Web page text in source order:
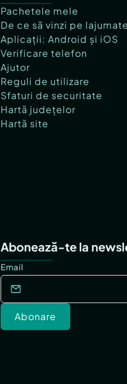
Pachetele mele
De ce să vinzi pe
Aplicații: Android și iOS
Verificare telefon
Ajutor
Reguli de utilizare
Sfaturi de securitate
Hartă județelor
Hartă site
Abonează-te la
Email
Abonare